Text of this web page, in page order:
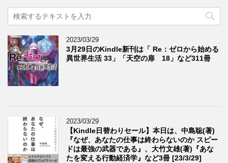
2023/03/29
3月29日のKindle新刊は「 Re：ゼロから始める
異世界生活 33」「天空の扉 18」など311冊
2023/03/29
【Kindle日替わりセール】本日は、中島聡(著)
『なぜ、あなたの仕事は終わらないのか スピー
ドは最強の武器である』、大竹文雄(著)『あな
たを変える行動経済学』など3冊 [23/3/29]